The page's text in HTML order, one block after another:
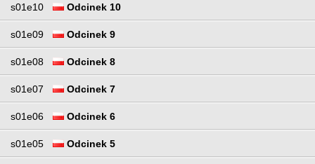
s01e10 Odcinek 10
s01e09 Odcinek 9
s01e08 Odcinek 8
s01e07 Odcinek 7
s01e06 Odcinek 6
s01e05 Odcinek 5